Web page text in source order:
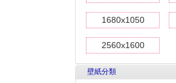
1680x1050
2560x1600
壁紙分類